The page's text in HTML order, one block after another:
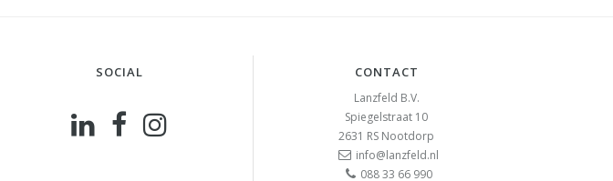
SOCIAL CONTACT
Lanzfeld B.V.
Spiegelstraat 10
2631 RS Nootdorp
info@lanzfeld.nl
088 33 66 990